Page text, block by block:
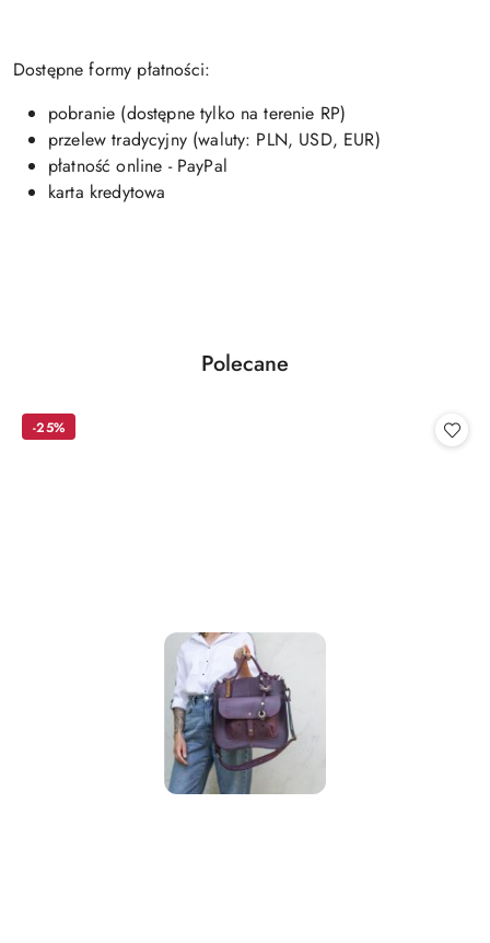
Dostępne formy płatności:
pobranie (dostępne tylko na terenie RP)
przelew tradycyjny (waluty: PLN, USD, EUR)
płatność online - PayPal
karta kredytowa
Pomiń karuzelę produktów
Produkty
Polecane
-25%